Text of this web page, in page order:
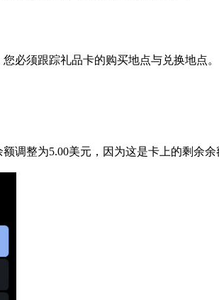
必须跟踪礼品卡的购买地点与兑换地点。
调整为5.00美元，因为这是卡上的剩余余